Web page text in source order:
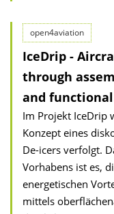
open4aviation
IceDrip -
through
and
Im Projekt IceDrip
Konzept eines
De-icers verfolgt.
Vorhabens ist es,
energetischen
mittels